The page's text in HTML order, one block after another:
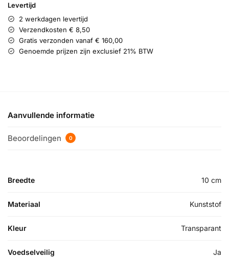
Levertijd
2 werkdagen levertijd
Verzendkosten € 8,50
Gratis verzonden vanaf € 160,00
Genoemde prijzen zijn exclusief 21% BTW
Aanvullende informatie
Beoordelingen 0
Breedte 10 cm
Materiaal Kunststof
Kleur Transparant
Voedselveilig Ja